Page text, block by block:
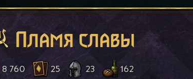
Пламя славы
8 760 25 23 162